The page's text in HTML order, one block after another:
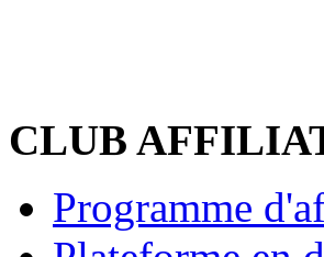
CLUB
Programme